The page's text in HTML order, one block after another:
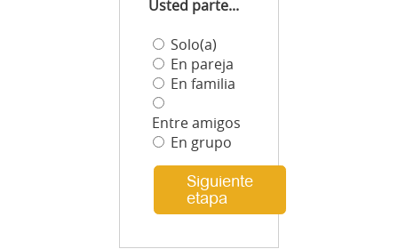
Usted parte...
Solo(a)
En pareja
En familia
Entre amigos
En grupo
Siguiente
etapa